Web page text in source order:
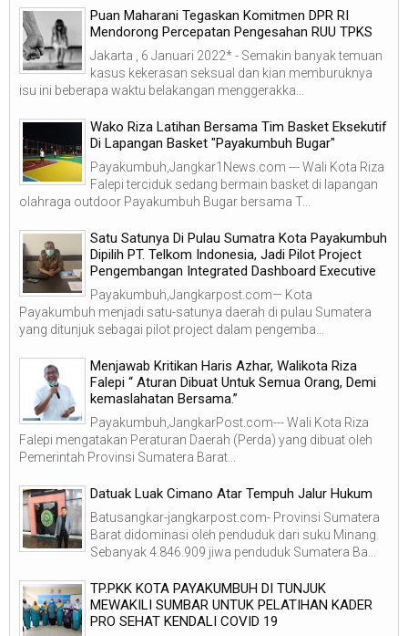
Puan Maharani Tegaskan Komitmen DPR RI
Mendorong Percepatan Pengesahan RUU TPKS
Jakarta , 6 Januari 2022* - Semakin banyak temuan
kasus kekerasan seksual dan kian memburuknya
isu ini beberapa waktu belakangan menggerakka...
Wako Riza Latihan Bersama Tim Basket Eksekutif
Di Lapangan Basket "Payakumbuh Bugar"
Payakumbuh,Jangkar1News.com --- Wali Kota Riza
Falepi terciduk sedang bermain basket di lapangan
olahraga outdoor Payakumbuh Bugar bersama T...
Satu Satunya Di Pulau Sumatra Kota Payakumbuh
Dipilih PT. Telkom Indonesia, Jadi Pilot Project
Pengembangan Integrated Dashboard Executive
Payakumbuh,Jangkarpost.com— Kota
Payakumbuh menjadi satu-satunya daerah di pulau Sumatera
yang ditunjuk sebagai pilot project dalam pengemba...
Menjawab Kritikan Haris Azhar, Walikota Riza
Falepi “ Aturan Dibuat Untuk Semua Orang, Demi
kemaslahatan Bersama.”
Payakumbuh,JangkarPost.com--- Wali Kota Riza
Falepi mengatakan Peraturan Daerah (Perda) yang dibuat oleh
Pemerintah Provinsi Sumatera Barat...
Datuak Luak Cimano Atar Tempuh Jalur Hukum
Batusangkar-jangkarpost.com- Provinsi Sumatera
Barat didominasi oleh penduduk dari suku Minang.
Sebanyak 4.846.909 jiwa penduduk Sumatera Ba...
TP.PKK KOTA PAYAKUMBUH DI TUNJUK
MEWAKILI SUMBAR UNTUK PELATIHAN KADER
PRO SEHAT KENDALI COVID 19